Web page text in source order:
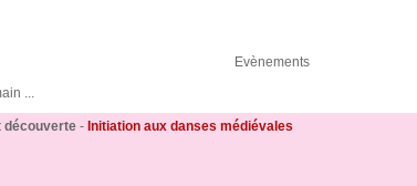
Evènements
...
découverte - Initiation aux danses médiévales